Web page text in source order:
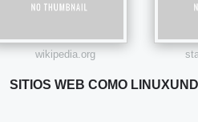
wikipedia.org
SITIOS WEB COMO